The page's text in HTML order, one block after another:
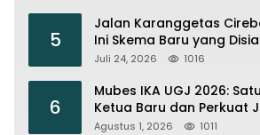
5
Jalan Karanggetas
Ini Skema Baru yang
Juli 24, 2026 1016
6
Mubes IKA UGJ 2026:
Ketua Baru dan Perkuat
Agustus 1, 2026 1011